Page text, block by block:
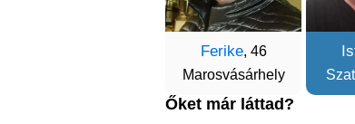
Ferike, 46
Marosvásárhely
Őket már láttad?